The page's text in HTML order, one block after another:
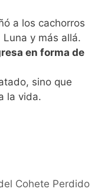
a los cachorros
y más allá.
en forma de
sino que
la vida.
Cohete Perdido